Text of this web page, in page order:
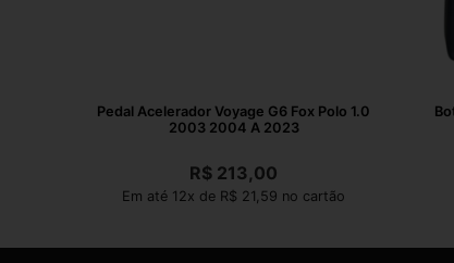
Pedal Acelerador Voyage G6 Fox Polo 1.0
2003 2004 A 2023
R$ 213,00
Em até 12x de R$ 21,59 no cartão